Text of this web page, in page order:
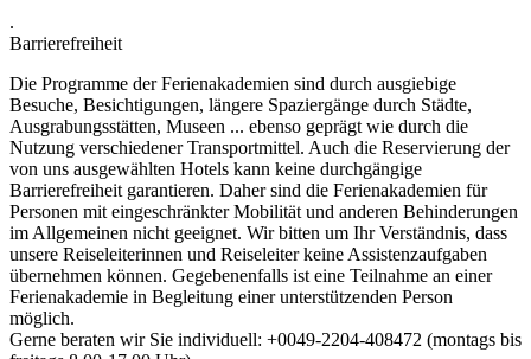
.
Barrierefreiheit
Die Programme der Ferienakademien sind durch ausgiebige
Besuche, Besichtigungen, längere Spaziergänge durch Städte,
Ausgrabungsstätten, Museen ... ebenso geprägt wie durch die
Nutzung verschiedener Transportmittel. Auch die Reservierung der
von uns ausgewählten Hotels kann keine durchgängige
Barrierefreiheit garantieren. Daher sind die Ferienakademien für
Personen mit eingeschränkter Mobilität und anderen Behinderungen
im Allgemeinen nicht geeignet. Wir bitten um Ihr Verständnis, dass
unsere Reiseleiterinnen und Reiseleiter keine Assistenzaufgaben
übernehmen können. Gegebenenfalls ist eine Teilnahme an einer
Ferienakademie in Begleitung einer unterstützenden Person
möglich.
Gerne beraten wir Sie individuell: +0049-2204-408472 (montags bis